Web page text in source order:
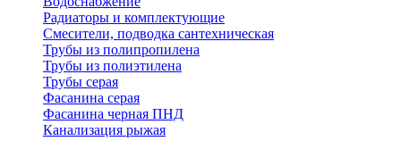
Радиаторы и комплектующие
Смесители, подводка сантехническая
Трубы из полипропилена
Трубы из полиэтилена
Трубы серая
Фасанина серая
Фасанина черная ПНД
Канализация рыжая